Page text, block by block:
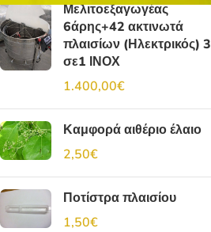
Μελιτοεξαγωγέας
6άρης+42 ακτινωτά
πλαισίων (Ηλεκτρικός) 3
σε1 ΙΝΟΧ
1.400,00€
Καμφορά αιθέριο έλαιο
2,50€
Ποτίστρα πλαισίου
1,50€